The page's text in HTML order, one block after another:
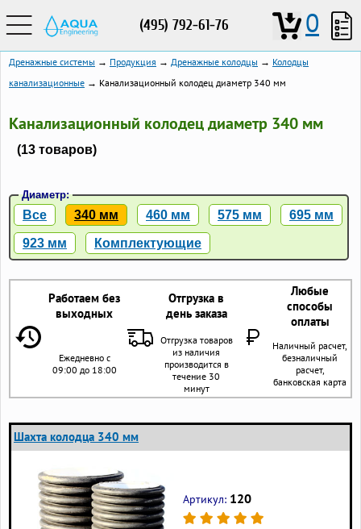
(495) 792-61-76 0
Дренажные системы → Продукция → Дренажные колодцы → Колодцы
канализационные → Канализационный колодец диаметр 340 мм
Канализационный колодец диаметр 340 мм
(13 товаров)
Диаметр:
Все 340 мм 460 мм 575 мм 695 мм
923 мм Комплектующие
Работаем без
выходных
Отгрузка в
день заказа
Любые
способы
оплаты
Ежедневно с
09:00 до 18:00
Отгрузка товаров
из наличия
производится в
течение 30
минут
Наличный расчет,
безналичный
расчет,
банковская карта
Шахта колодца 340 мм
Артикул: 120